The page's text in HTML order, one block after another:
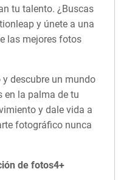
tu talento. ¿Buscas
y únete a una
las mejores fotos
descubre un mundo
en la palma de tu
y dale vida a
fotográfico nunca
de fotos4+